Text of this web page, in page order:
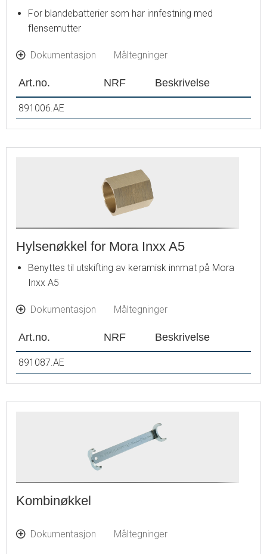
For blandebatterier som har innfestning med
flensemutter
Dokumentasjon Måltegninger
Art.no. NRF Beskrivelse
891006.AE
Hylsenøkkel for Mora Inxx A5
Benyttes til utskifting av keramisk innmat på Mora
Inxx A5
Dokumentasjon Måltegninger
Art.no. NRF Beskrivelse
891087.AE
Kombinøkkel
Dokumentasjon Måltegninger